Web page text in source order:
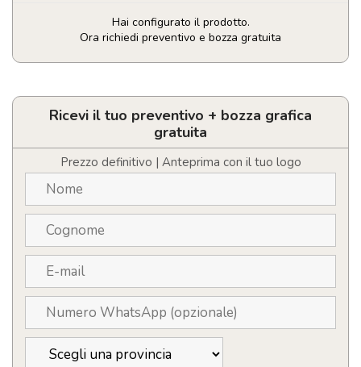
Hai configurato il prodotto.
Ora richiedi preventivo e bozza gratuita
Set
e
caraffa
quantità
Ricevi il tuo preventivo + bozza grafica
gratuita
Prezzo definitivo | Anteprima con il tuo logo